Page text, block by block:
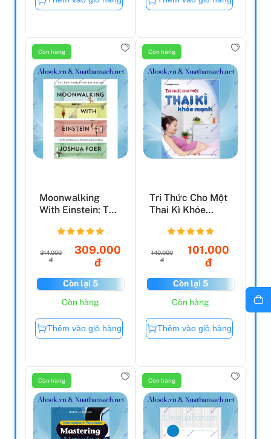
Còn hàng
Moonwalking
With Einstein: The
Of ...
314.000
đ
309.000
đ
Còn lại 5
Còn hàng
Thêm vào giỏ hàng
Còn hàng
Tri Thức Cho Một
Thai Kì Khỏe
140.000
đ
101.000
đ
Còn lại 5
Còn hàng
Thêm vào giỏ hàng
Còn hàng Còn hàng